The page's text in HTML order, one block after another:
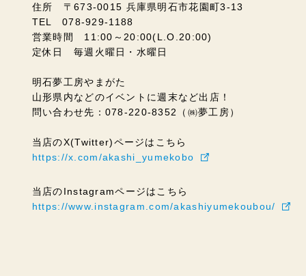
住所 〒673-0015 兵庫県明石市花園町3-13
TEL 078-929-1188
営業時間 11:00～20:00(L.O.20:00)
定休日 毎週火曜日・水曜日
明石夢工房やまがた
山形県内などのイベントに週末など出店！
問い合わせ先：078-220-8352（㈱夢工房）
当店のX(Twitter)ページはこちら
https://x.com/akashi_yumekobo
当店のInstagramページはこちら
https://www.instagram.com/akashiyumekoubou/